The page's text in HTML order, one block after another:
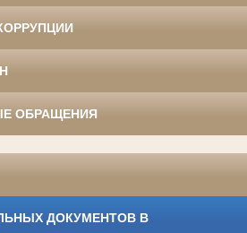
ОБРАЩЕНИЯ
ДОКУМЕНТОВ В